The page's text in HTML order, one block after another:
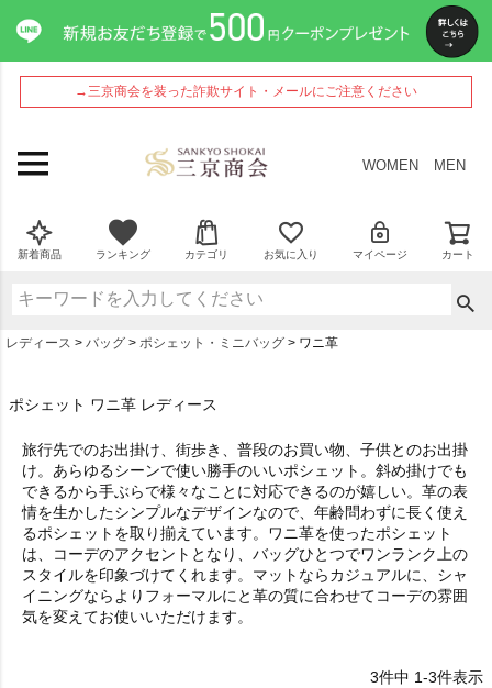
→三京商会を装った詐欺サイト・メールにご注意ください
WOMEN MEN
新着商品 ランキング カテゴリ お気に入り マイページ カート
レディース バッグ ポシェット・ミニバッグ ワニ革
ポシェット ワニ革 レディース
旅行先でのお出掛け、街歩き、普段のお買い物、子供とのお出掛
け。あらゆるシーンで使い勝手のいいポシェット。斜め掛けでも
できるから手ぶらで様々なことに対応できるのが嬉しい。革の表
情を生かしたシンプルなデザインなので、年齢問わずに長く使え
るポシェットを取り揃えています。ワニ革を使ったポシェット
は、コーデのアクセントとなり、バッグひとつでワンランク上の
スタイルを印象づけてくれます。マットならカジュアルに、シャ
イニングならよりフォーマルにと革の質に合わせてコーデの雰囲
気を変えてお使いいただけます。
3件中 1-3件表示